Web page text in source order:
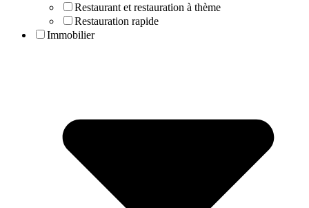
Restaurant et restauration à thème
Restauration rapide
Immobilier